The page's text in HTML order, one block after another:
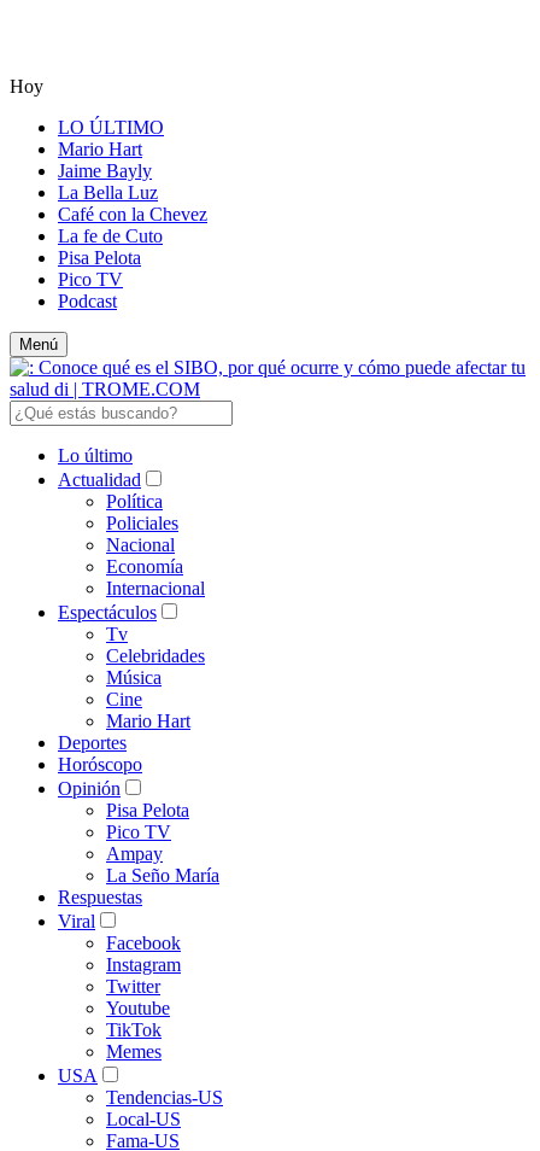
Hoy
LO ÚLTIMO
Mario Hart
Jaime Bayly
La Bella Luz
Café con la Chevez
La fe de Cuto
Pisa Pelota
Pico TV
Podcast
Menú
Lo último
Actualidad
Política
Policiales
Nacional
Economía
Internacional
Espectáculos
Tv
Celebridades
Música
Cine
Mario Hart
Deportes
Horóscopo
Opinión
Pisa Pelota
Pico TV
Ampay
La Seño María
Respuestas
Viral
Facebook
Instagram
Twitter
Youtube
TikTok
Memes
USA
Tendencias-US
Local-US
Fama-US